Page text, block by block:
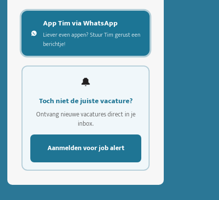
App Tim via WhatsApp
Liever even appen? Stuur Tim gerust een
berichtje!
🔔
Toch niet de juiste vacature?
Ontvang nieuwe vacatures direct in je
inbox.
Aanmelden voor job alert